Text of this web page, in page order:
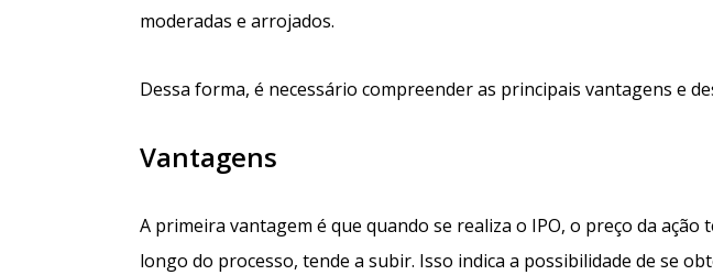
moderadas e arrojados.
Dessa forma, é necessário compreender as principais vantagens e
Vantagens
A primeira vantagem é que quando se realiza o IPO, o preço da
longo do processo, tende a subir. Isso indica a possibilidade de se